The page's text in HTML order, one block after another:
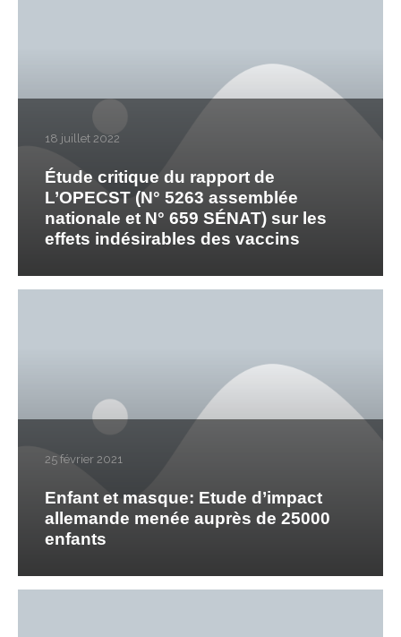
18 juillet 2022
Étude critique du rapport de
L’OPECST (N° 5263 assemblée
nationale et N° 659 SÉNAT) sur les
effets indésirables des vaccins
25 février 2021
Enfant et masque: Etude d’impact
allemande menée auprès de 25000
enfants